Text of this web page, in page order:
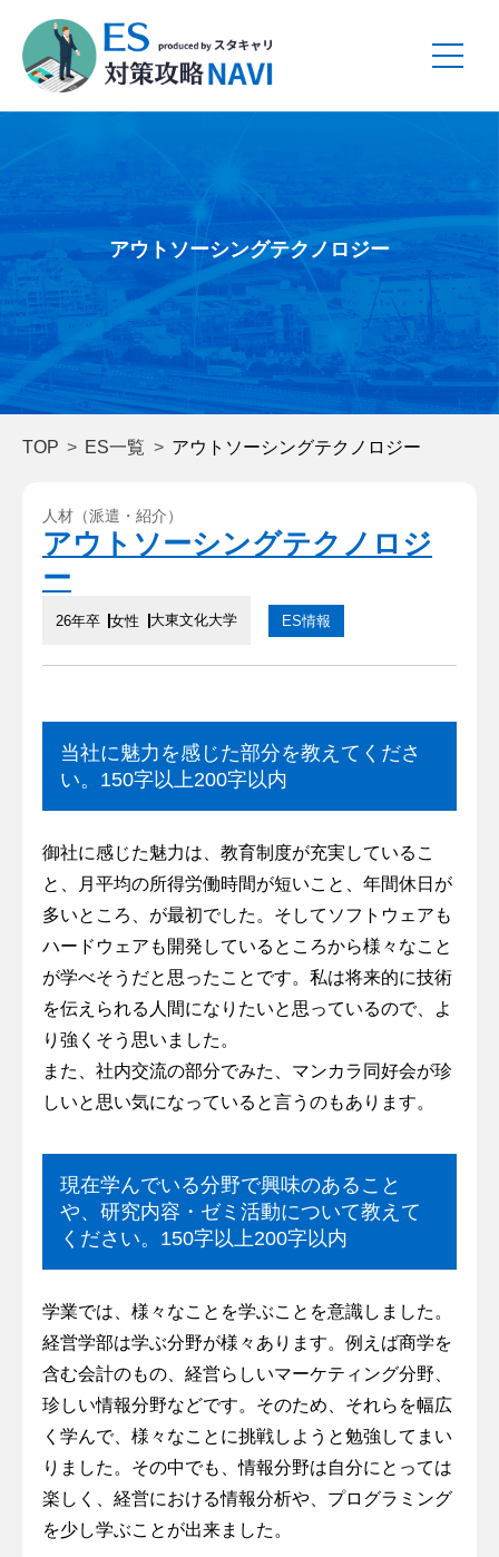
アウトソーシングテクノロジー
TOP ES一覧 アウトソーシングテクノロジー
人材（派遣・紹介）
アウトソーシングテクノロジ
ー
26年卒 女性 大東文化大学 ES情報
当社に魅力を感じた部分を教えてくださ
い。150字以上200字以内
御社に感じた魅力は、教育制度が充実しているこ
と、月平均の所得労働時間が短いこと、年間休日が
多いところ、が最初でした。そしてソフトウェアも
ハードウェアも開発しているところから様々なこと
が学べそうだと思ったことです。私は将来的に技術
を伝えられる人間になりたいと思っているので、よ
り強くそう思いました。
また、社内交流の部分でみた、マンカラ同好会が珍
しいと思い気になっていると言うのもあります。
現在学んでいる分野で興味のあること
や、研究内容・ゼミ活動について教えて
ください。150字以上200字以内
学業では、様々なことを学ぶことを意識しました。
経営学部は学ぶ分野が様々あります。例えば商学を
含む会計のもの、経営らしいマーケティング分野、
珍しい情報分野などです。そのため、それらを幅広
く学んで、様々なことに挑戦しようと勉強してまい
りました。その中でも、情報分野は自分にとっては
楽しく、経営における情報分析や、プログラミング
を少し学ぶことが出来ました。